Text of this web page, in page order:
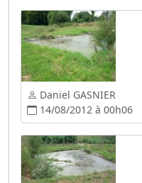
Daniel GASNIER
14/08/2012 à 00h06